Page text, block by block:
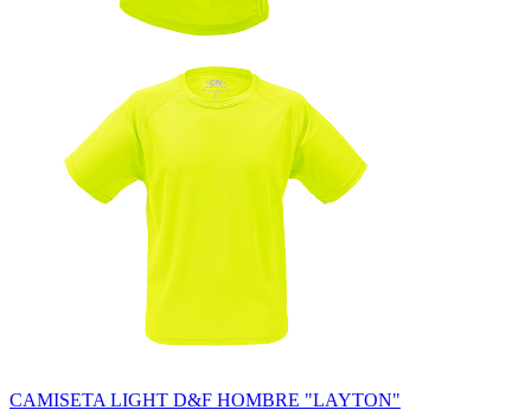
CAMISETA LIGHT D&F HOMBRE "LAYTON"